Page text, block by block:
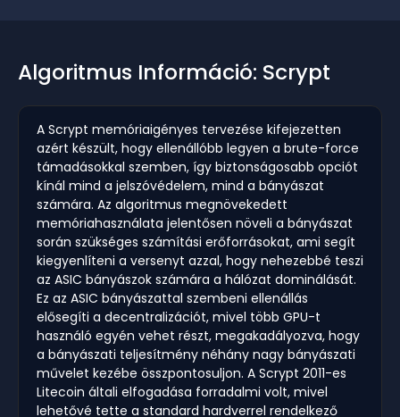
Algoritmus Információ: Scrypt
A Scrypt memóriaigényes tervezése kifejezetten
azért készült, hogy ellenállóbb legyen a brute-force
támadásokkal szemben, így biztonságosabb opciót
kínál mind a jelszóvédelem, mind a bányászat
számára. Az algoritmus megnövekedett
memóriahasználata jelentősen növeli a bányászat
során szükséges számítási erőforrásokat, ami segít
kiegyenlíteni a versenyt azzal, hogy nehezebbé teszi
az ASIC bányászok számára a hálózat dominálását.
Ez az ASIC bányászattal szembeni ellenállás
elősegíti a decentralizációt, mivel több GPU-t
használó egyén vehet részt, megakadályozva, hogy
a bányászati teljesítmény néhány nagy bányászati
művelet kezébe összpontosuljon. A Scrypt 2011-es
Litecoin általi elfogadása forradalmi volt, mivel
lehetővé tette a standard hardverrel rendelkező